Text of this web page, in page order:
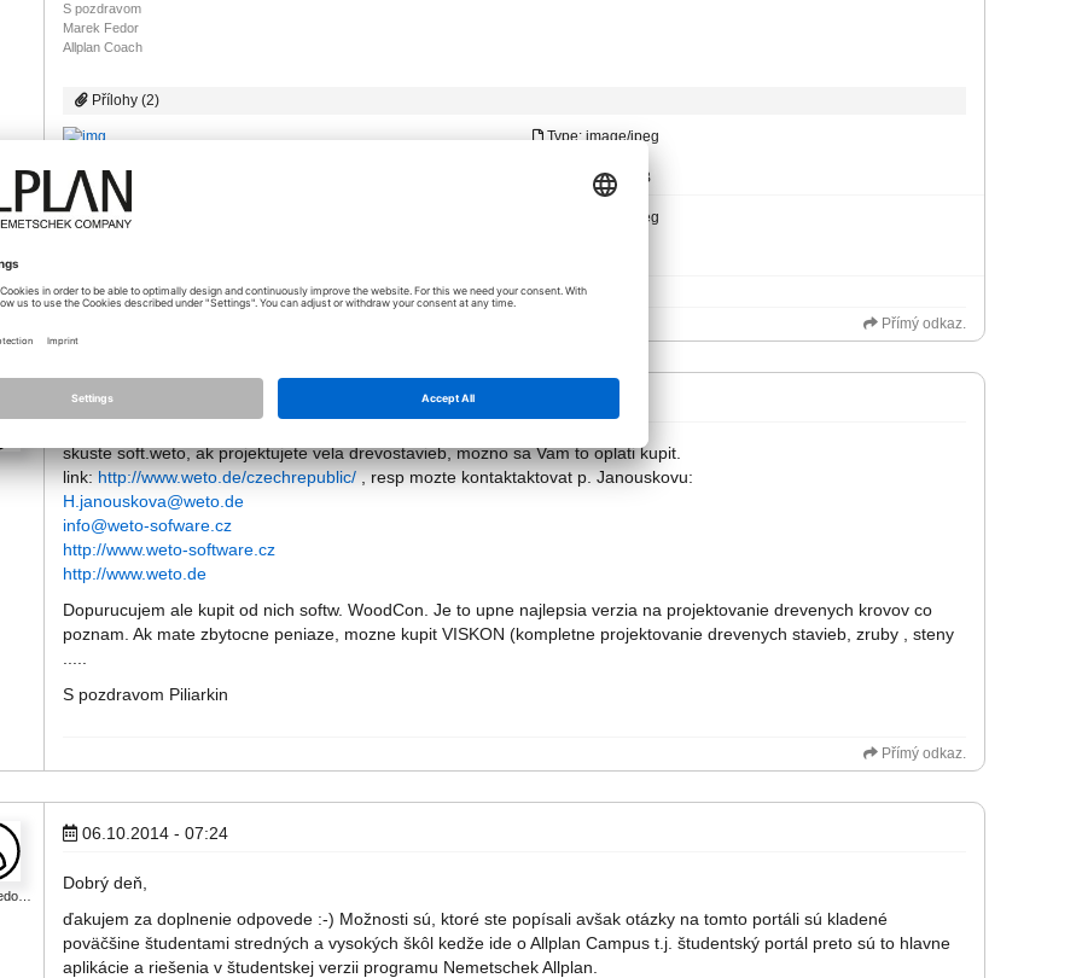
S pozdravom
Marek Fedor
Allplan Coach
Přílohy (2)
Type: image/jpeg
Size: 434,26 KiB
Type: image/jpeg
Přímý odkaz.
03.10.2014 - 19:50
skuste soft.weto, ak projektujete vela drevostavieb, mozno sa Vam to oplati kupit.
link:http://www.weto.de/czechrepublic/, resp mozte kontaktaktovat p. Janouskovu:
H.janouskova@weto.de
info@weto-sofware.cz
http://www.weto-software.cz
http://www.weto.de
Dopurucujem ale kupit od nich softw. WoodCon. Je to upne najlepsia verzia na projektovanie drevenych krovov co
poznam. Ak mate zbytocne peniaze, mozne kupit VISKON (kompletne projektovanie drevenych stavieb, zruby , steny
S pozdravom Piliarkin
Přímý odkaz.
06.10.2014 - 07:24
Dobrý deň,
ďakujem za doplnenie odpovede :-) Možnosti sú, ktoré ste popísali avšak otázky na tomto portáli sú kladené
poväčšine študentami stredných a vysokých škôl kedže ide o Allplan Campus t.j. študentský portál preto sú to hlavne
aplikácie a riešenia v študentskej verzii programu Nemetschek Allplan.